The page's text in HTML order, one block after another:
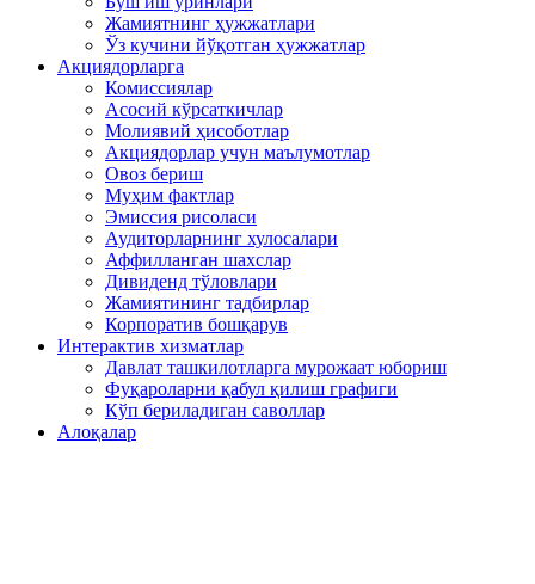
Жамиятнинг ҳужжатлари
Ўз кучини йўқотган ҳужжатлар
Акциядорларга
Комиссиялар
Асосий кўрсаткичлар
Молиявий ҳисоботлар
Акциядорлар учун маълумотлар
Овоз бериш
Муҳим фактлар
Эмиссия рисоласи
Аудиторларнинг хулосалари
Аффилланган шахслар
Дивиденд тўловлари
Жамиятининг тадбирлар
Корпоратив бошқарув
Интерактив хизматлар
Давлат ташкилотларга мурожаат юбориш
Фуқароларни қабул қилиш графиги
Кўп бериладиган саволлар
Алоқалар